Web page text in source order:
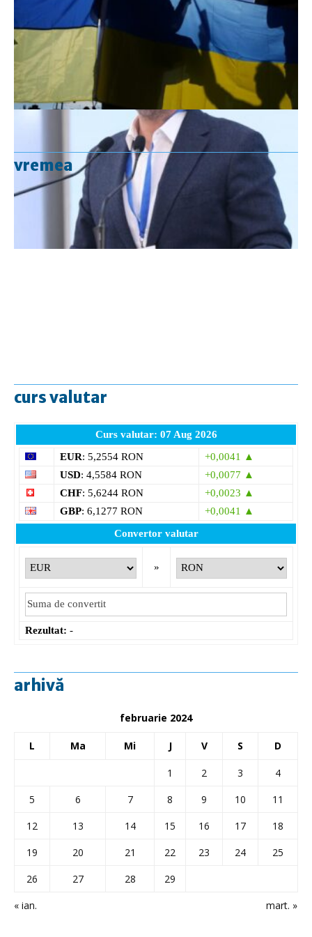
vremea
curs valutar
Curs valutar: 07 Aug 2026
EUR: 5,2554 RON
+0,0041 ▲
USD: 4,5584 RON
+0,0077 ▲
CHF: 5,6244 RON
+0,0023 ▲
GBP: 6,1277 RON
+0,0041 ▲
Convertor valutar
»
Rezultat: -
arhivă
februarie 2024
L Ma Mi J V S D
« ian. mart. »
1 2 3
4
5
6 7 8 9 10
11
12
13 14 15 16 17
18
19
20 21 22 23 24
25
26
27 28 29